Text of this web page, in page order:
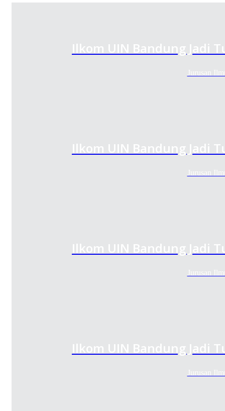
Ilkom UIN Bandung Jadi
Jurusan
Ilkom UIN Bandung Jadi
Jurusan
Ilkom UIN Bandung Jadi
Jurusan
Ilkom UIN Bandung Jadi
Jurusan